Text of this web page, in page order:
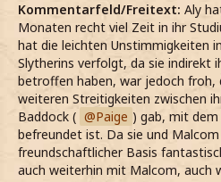
Kommentarfeld/Freitext: Aly
Monaten recht viel Zeit in ihr
hat die leichten Unstimmigkeiten
Slytherins verfolgt, da sie indirekt
betroffen haben, war jedoch froh,
weiteren Streitigkeiten zwischen
Baddock (
Paige ) gab, mit
befreundet ist. Da sie und
freundschaftlicher Basis
auch weiterhin mit Malcom, auch